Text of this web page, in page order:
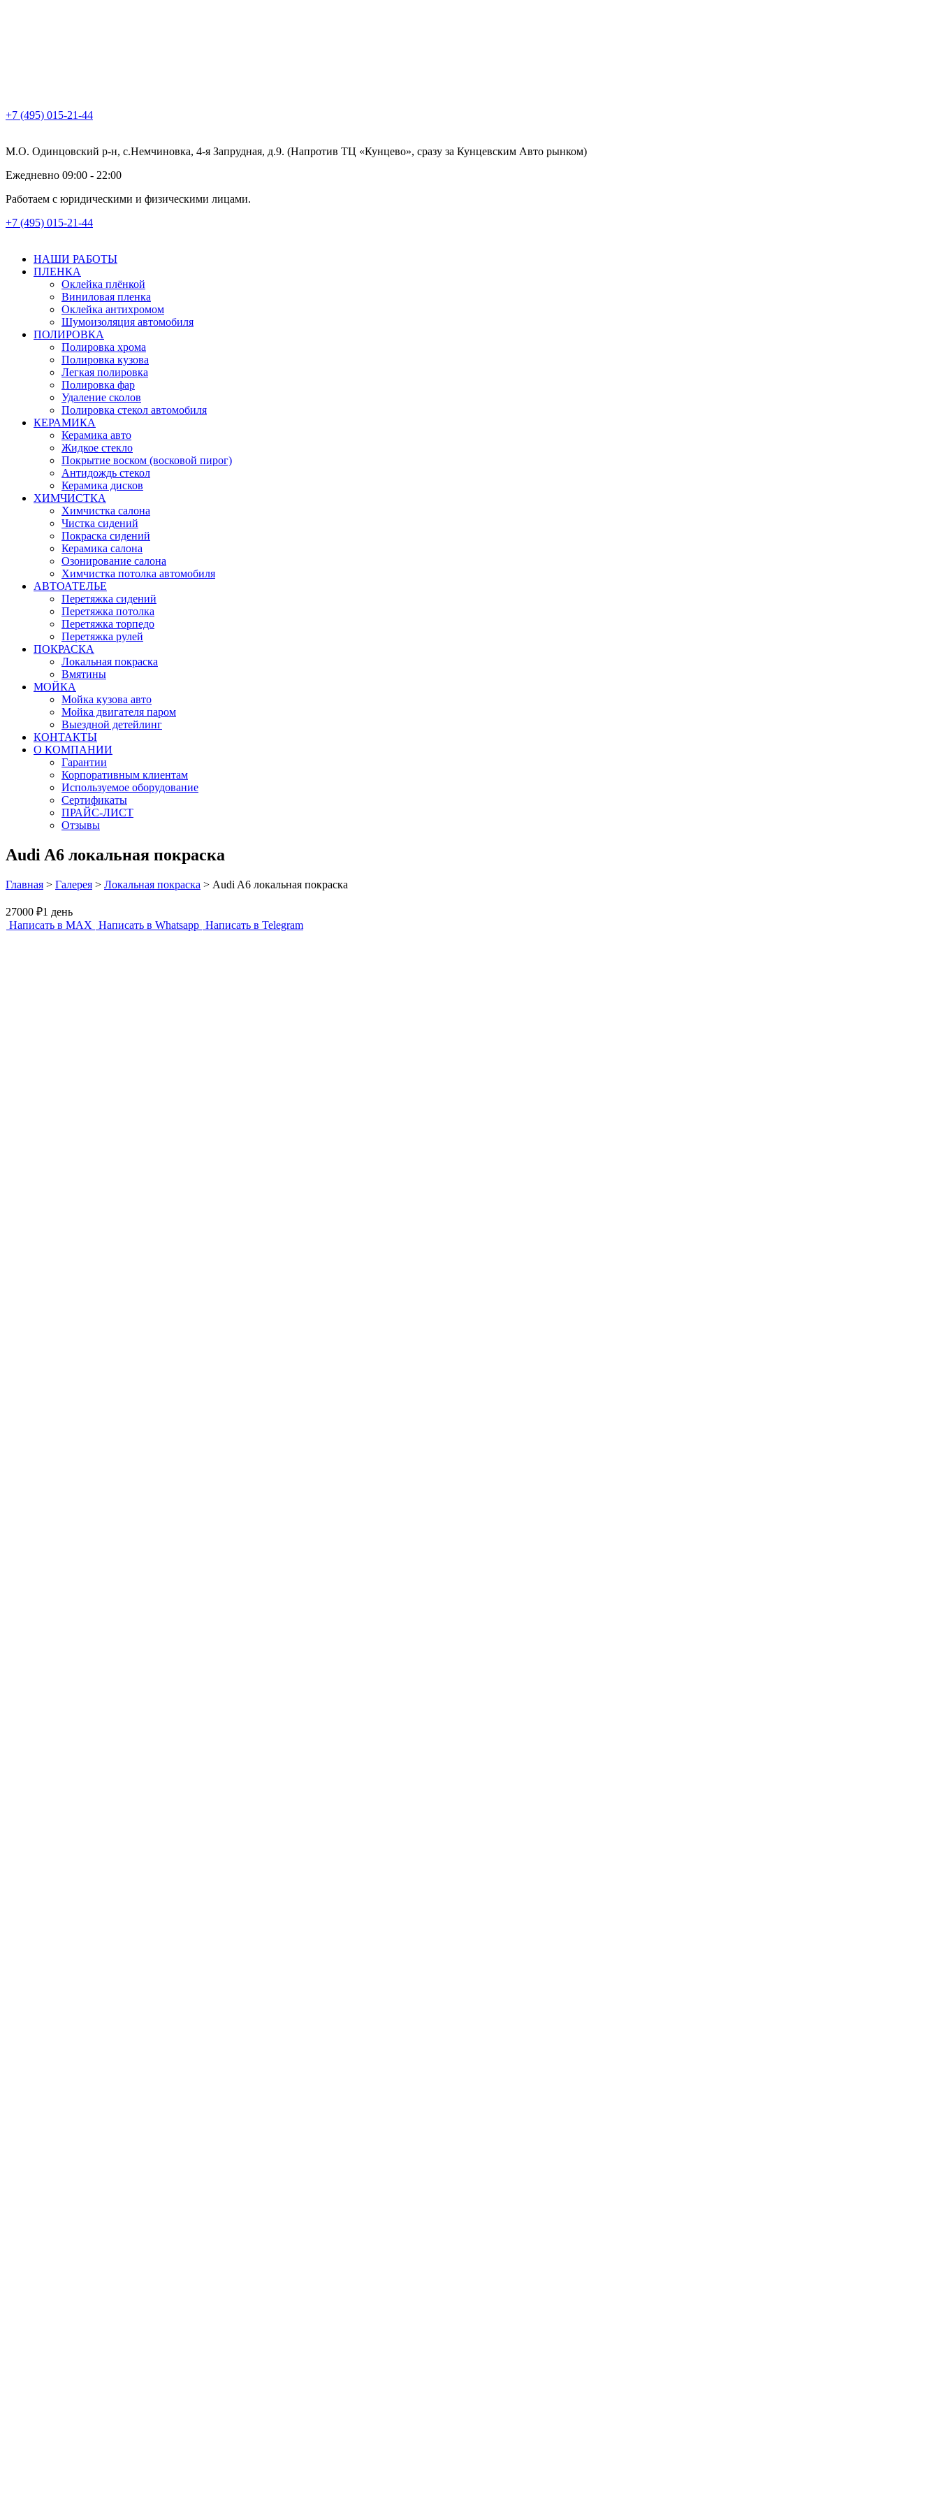
+7 (495) 015-21-44
М.О. Одинцовский р-н, с.Немчиновка, 4-я Запрудная, д.9. (Напротив ТЦ «Кунцево», сразу за Кунцевским Авто рынком)
Ежедневно 09:00 - 22:00
Работаем с юридическими и физическими лицами.
+7 (495) 015-21-44
НАШИ РАБОТЫ
ПЛЕНКА
Оклейка плёнкой
Виниловая пленка
Оклейка антихромом
Шумоизоляция автомобиля
ПОЛИРОВКА
Полировка хрома
Полировка кузова
Легкая полировка
Полировка фар
Удаление сколов
Полировка стекол автомобиля
КЕРАМИКА
Керамика авто
Жидкое стекло
Покрытие воском (восковой пирог)
Антидождь стекол
Керамика дисков
ХИМЧИСТКА
Химчистка салона
Чистка сидений
Покраска сидений
Керамика салона
Озонирование салона
Химчистка потолка автомобиля
АВТОАТЕЛЬЕ
Перетяжка сидений
Перетяжка потолка
Перетяжка торпедо
Перетяжка рулей
ПОКРАСКА
Локальная покраска
Вмятины
МОЙКА
Мойка кузова авто
Мойка двигателя паром
Выездной детейлинг
КОНТАКТЫ
О КОМПАНИИ
Гарантии
Корпоративным клиентам
Используемое оборудование
Сертификаты
ПРАЙС-ЛИСТ
Отзывы
Audi A6 локальная покраска
Главная > Галерея > Локальная покраска > Audi A6 локальная покраска
27000 ₽1 день
Написать в MAX Написать в Whatsapp Написать в Telegram